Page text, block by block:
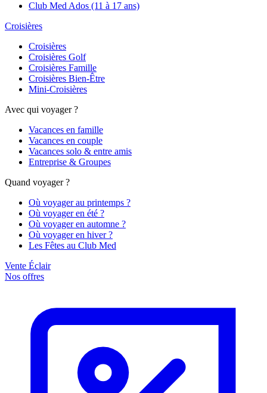
Club Med Ados (11 à 17 ans)
Croisières
Croisières
Croisières Golf
Croisières Famille
Croisières Bien-Être
Mini-Croisières
Avec qui voyager ?
Vacances en famille
Vacances en couple
Vacances solo & entre amis
Entreprise & Groupes
Quand voyager ?
Où voyager au printemps ?
Où voyager en été ?
Où voyager en automne ?
Où voyager en hiver ?
Les Fêtes au Club Med
Vente Éclair
Nos offres